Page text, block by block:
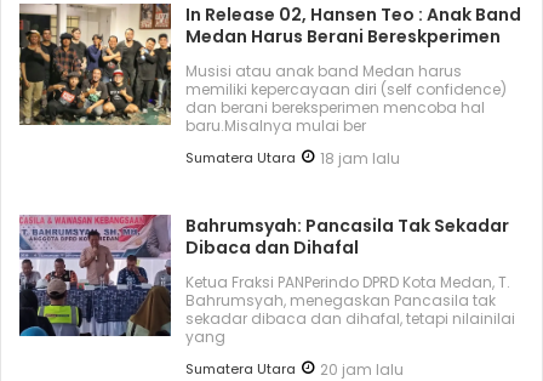
In Release 02, Hansen Teo : Anak Band
Medan Harus Berani Bereskperimen
Musisi atau anak band Medan harus
memiliki kepercayaan diri (self confidence)
dan berani bereksperimen mencoba hal
baru.Misalnya mulai ber
Sumatera Utara 18 jam lalu
Bahrumsyah: Pancasila Tak Sekadar
Dibaca dan Dihafal
Ketua Fraksi PANPerindo DPRD Kota Medan, T.
Bahrumsyah, menegaskan Pancasila tak
sekadar dibaca dan dihafal, tetapi nilainilai
yang
Sumatera Utara 20 jam lalu